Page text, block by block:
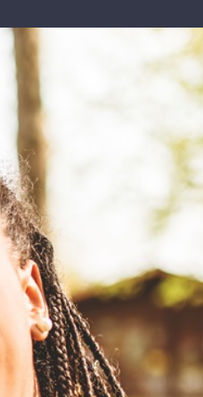
Zukunft